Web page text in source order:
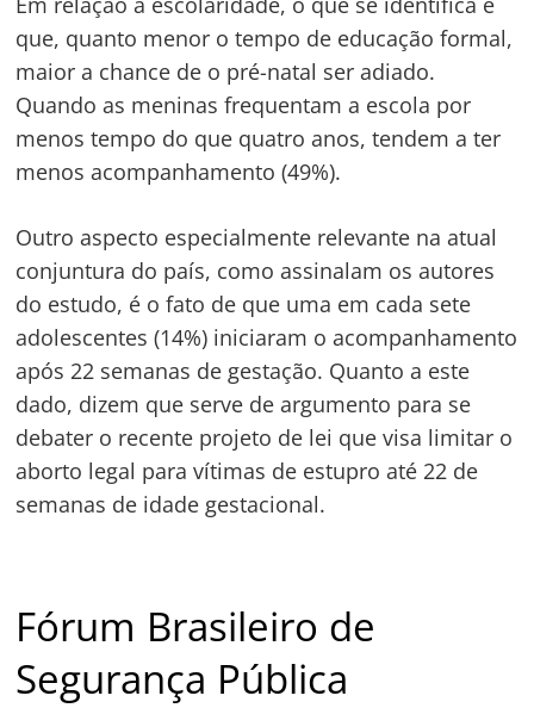
que, quanto menor o tempo de educação formal,
maior a chance de o pré-natal ser adiado.
Quando as meninas frequentam a escola por
menos tempo do que quatro anos, tendem a ter
menos acompanhamento (49%).
Outro aspecto especialmente relevante na atual
conjuntura do país, como assinalam os autores
do estudo, é o fato de que uma em cada sete
adolescentes (14%) iniciaram o acompanhamento
após 22 semanas de gestação. Quanto a este
dado, dizem que serve de argumento para se
debater o recente projeto de lei que visa limitar o
aborto legal para vítimas de estupro até 22 de
semanas de idade gestacional.
Fórum Brasileiro de
Segurança Pública
Navegação
de
Post